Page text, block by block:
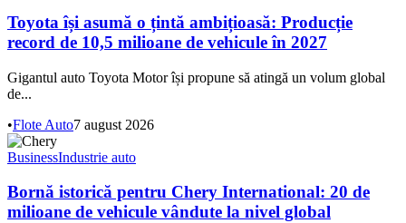
Toyota își asumă o țintă ambițioasă: Producție
record de 10,5 milioane de vehicule în 2027
Gigantul auto Toyota Motor își propune să atingă un volum global
de...
•Flote Auto7 august 2026
BusinessIndustrie auto
Bornă istorică pentru Chery International: 20 de
milioane de vehicule vândute la nivel global